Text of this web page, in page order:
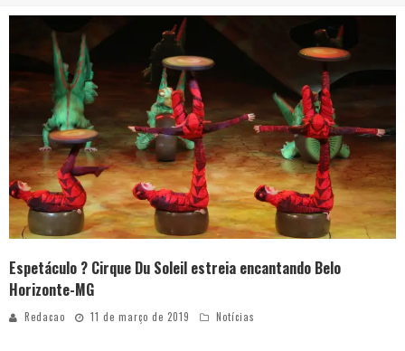
Espetáculo ? Cirque Du Soleil estreia encantando Belo
Horizonte-MG
Redacao 11 de março de 2019 Notícias